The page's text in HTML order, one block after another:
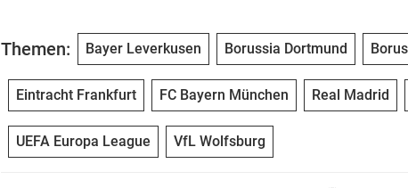
Themen: Bayer Leverkusen Borussia Dortmund
Eintracht Frankfurt FC Bayern München Real Madrid
UEFA Europa League VfL Wolfsburg